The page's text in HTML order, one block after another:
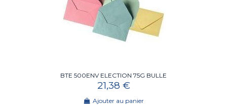
BTE 500ENV ELECTION 75G BULLE
21,38 €
Ajouter au panier